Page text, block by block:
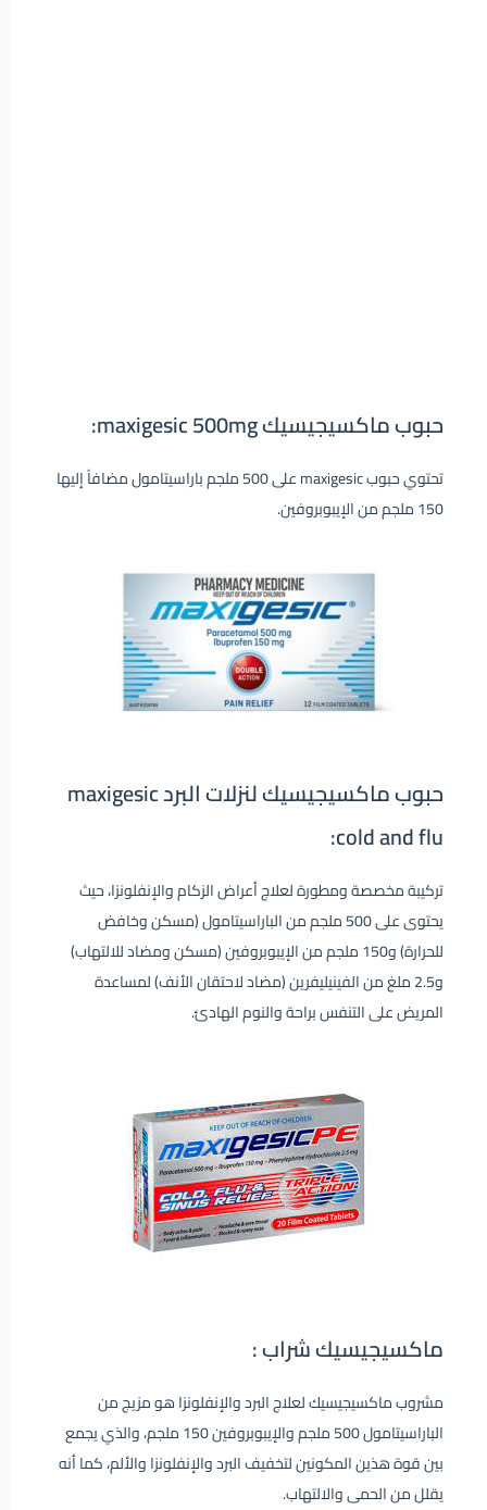
حبوب ماكسيجيسيك maxigesic 500mg:
تحتوي حبوب maxigesic على 500 ملجم باراسيتامول مضافاً إليها
150 ملجم من الإيبوبروفين.
حبوب ماكسيجيسيك لنزلات البرد maxigesic
cold and flu:
تركيبة مخصصة ومطورة لعلاج أعراض الزكام والإنفلونزا، حيث
يحتوى على 500 ملجم من الباراسيتامول (مسكن وخافض
للحرارة) و150 ملجم من الإيبوبروفين (مسكن ومضاد للالتهاب)
و2.5 ملغ من الفينيليفرين (مضاد لاحتقان الأنف) لمساعدة
المريض على التنفس براحة والنوم الهادئ.
ماكسيجيسيك شراب :
مشروب ماكسيجيسيك لعلاج البرد والإنفلونزا هو مزيج من
الباراسيتامول 500 ملجم والإيبوبروفين 150 ملجم، والذي يجمع
بين قوة هذين المكونين لتخفيف البرد والإنفلونزا والألم، كما أنه
يقلل من الحمى والالتهاب.